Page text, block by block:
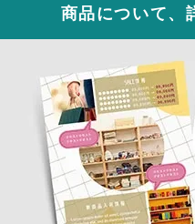
商品について、